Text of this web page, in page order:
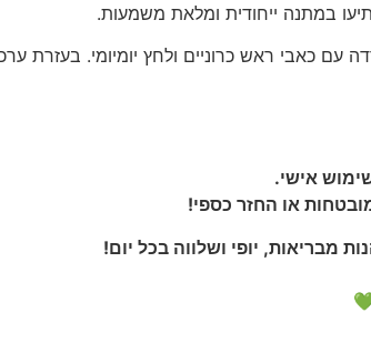
במתנה ייחודית ומלאת משמעות.
עם כאבי ראש כרוניים ולחץ יומיומי. בעזרת
אישי.
או החזר כספי!
מבריאות, יופי ושלווה בכל יום!